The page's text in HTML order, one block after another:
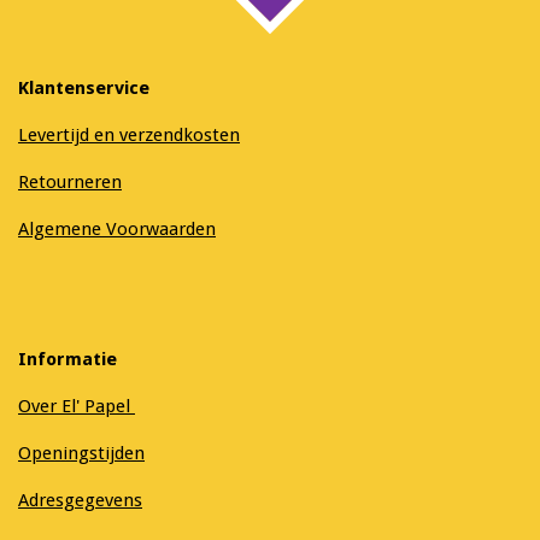
Klantenservice
Levertijd en verzendkosten
Retourneren
Algemene Voorwaarden
Informatie
Over El' Papel
Openingstijden
Adresgegevens